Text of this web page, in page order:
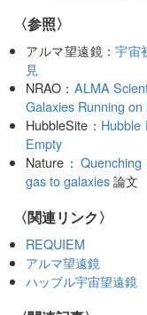
〈参照〉
アルマ望遠鏡：宇宙
見
NRAO： ALMA
Galaxies Running on
HubbleSite： Hubble
Empty
Nature：
gas to galaxies論文
〈関連リンク〉
REQUIEM
アルマ望遠鏡
ハッブル宇宙望遠鏡